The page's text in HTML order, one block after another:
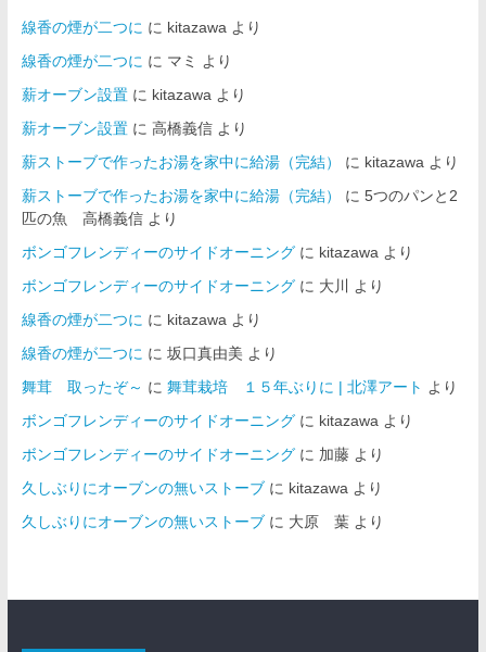
線香の煙が二つに に kitazawa より
線香の煙が二つに に マミ
より
薪オーブン設置に kitazawa より
薪オーブン設置に 高橋義信より
薪ストーブで作ったお湯を家中に給湯（完結）
に kitazawa より
薪ストーブで作ったお湯を家中に給湯（完結）
に 5つのパンと2
匹の魚 高橋義信より
ボンゴフレンディーのサイドオーニングに kitazawa より
ボンゴフレンディーのサイドオーニングに 大川
より
線香の煙が二つに に kitazawa より
線香の煙が二つに に 坂口真由美 より
舞茸 取ったぞ～ に 舞茸栽培 １５年ぶりに | 北澤アート より
ボンゴフレンディーのサイドオーニングに kitazawa より
ボンゴフレンディーのサイドオーニングに 加藤より
久しぶりにオーブンの無いストーブに kitazawa より
久しぶりにオーブンの無いストーブに 大原 葉より